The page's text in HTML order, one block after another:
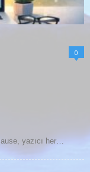
0
yazıcı her…